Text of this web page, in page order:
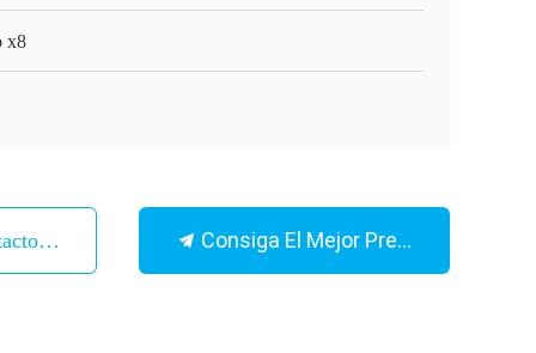
x8
Con Consiga El Mejor Precio